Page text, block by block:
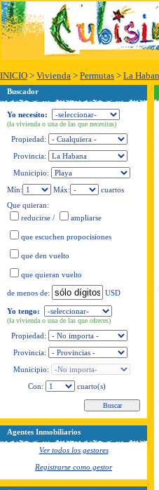
INICIO > Vivienda > Permutas > La
Buscador
Yo necesito:
(la vivienda o una de las que necesitas)
Propiedad:
Provincia:
Municipio:
Mín:
Máx:
cuartos
Que quieran:
reducirse / ampliarse
que escuchen propocisiones
que den vuelto
que quieran vuelto
de menos de: USD
Yo tengo:
(la vivienda o una de las que ofreces)
Propiedad:
Provincia:
Municipio:
Con:
cuarto(s)
Agentes Inmobiliarios
Ver todos los gestores
Registrarse como gestor